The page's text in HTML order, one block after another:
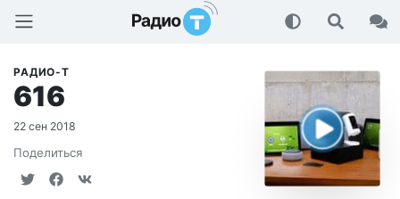
Радио-Т Подкаст
РАДИО-Т
616
22 сен 2018
Поделиться